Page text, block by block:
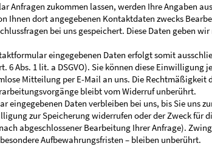
Anfragen zukommen lassen, werden Ihre Angaben
Ihnen dort angegebenen Kontaktdaten zwecks
bei uns gespeichert. Diese Daten geben
eingegebenen Daten erfolgt somit
6 Abs. 1 lit. a DSGVO). Sie können diese Einwilligung
Mitteilung per E-Mail an uns. Die Rechtmäßigkeit
bleibt vom Widerruf unberührt.
eingegebenen Daten verbleiben bei uns, bis Sie uns
zur Speicherung widerrufen oder der Zweck für
abgeschlossener Bearbeitung Ihrer Anfrage).
Aufbewahrungsfristen – bleiben unberührt.